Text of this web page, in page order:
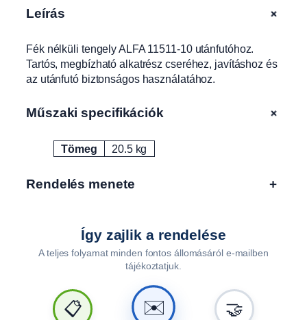
1
-
1
0
h
n
Leírás +
Fék nélküli tengely ALFA 11511-10 utánfutóhoz.
Tartós, megbízható alkatrész cseréhez, javításhoz és
az utánfutó biztonságos használatához.
Műszaki specifikációk +
Attribútumok Érték
Tömeg 20.5 kg
Rendelés menete +
Így zajlik a rendelése
A teljes folyamat minden fontos állomásáról e-mailben
tájékoztatjuk.
📋 ✉️ 🤝